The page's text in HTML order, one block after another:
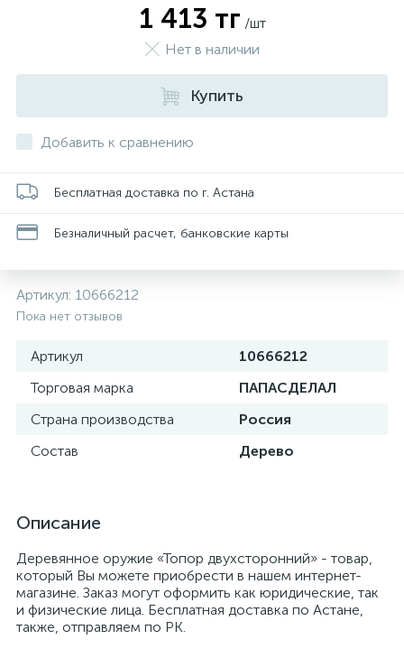
1 413 тг /шт
Нет в наличии
Купить
Добавить к сравнению
Бесплатная доставка по г. Астана
Безналичный расчет, банковские карты
Артикул: 10666212
Пока нет отзывов
Артикул
10666212
Торговая марка
ПАПАСДЕЛАЛ
Страна производства
Россия
Состав
Дерево
Описание
Деревянное оружие «Топор двухсторонний» - товар,
который Вы можете приобрести в нашем интернет-
магазине. Заказ могут оформить как юридические, так
и физические лица. Бесплатная доставка по Астане,
также, отправляем по РК.